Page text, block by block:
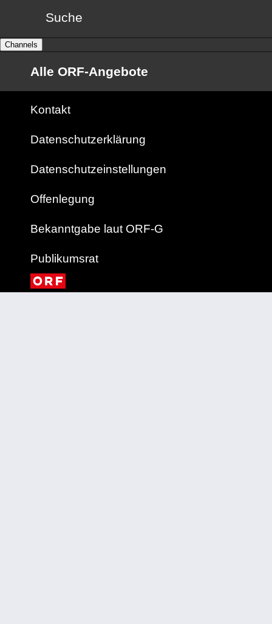
Suche
Channels
Alle ORF-Angebote
Kontakt
Datenschutzerklärung
Datenschutzeinstellungen
Offenlegung
Bekanntgabe laut ORF-G
Publikumsrat